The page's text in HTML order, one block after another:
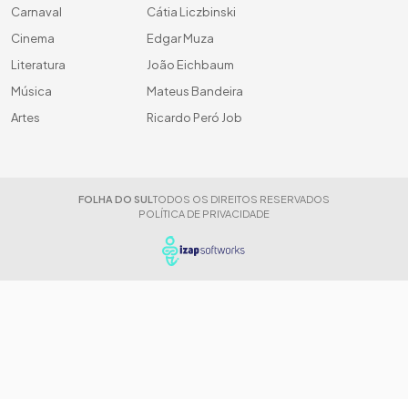
Carnaval
Cinema
Literatura
Música
Artes
Cátia Liczbinski
Edgar Muza
João Eichbaum
Mateus Bandeira
Ricardo Peró Job
FOLHA DO SUL TODOS OS DIREITOS RESERVADOS
POLÍTICA DE PRIVACIDADE